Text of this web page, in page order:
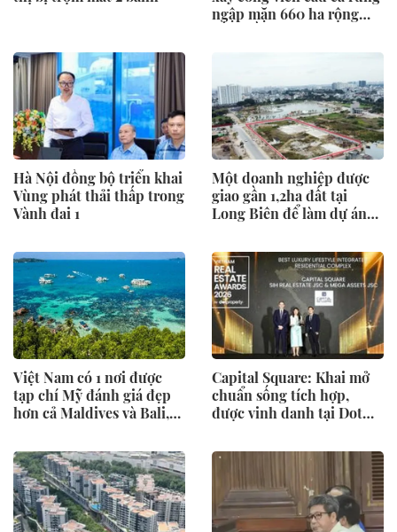
ngập mặn 660 ha rộng
Hà Nội đồng bộ triển khai
Vùng phát thải thấp trong
Vành đai 1
Một doanh nghiệp được
giao gần 1,2ha đất tại
Long Biên để làm dự án
mại
Việt Nam có 1 nơi được
tạp chí Mỹ đánh giá đẹp
hơn cả Maldives và Bali,
Sun Group, Vingroup,
BIM Group... chọn làm
điểm đến
Capital Square: Khai mở
chuẩn sống tích hợp,
được vinh danh tại Dot